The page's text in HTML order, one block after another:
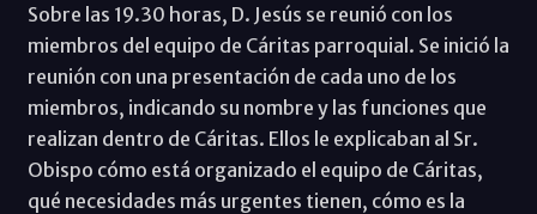
Sobre las 19.30 horas, D. Jesús se reunió con los
miembros del equipo de Cáritas parroquial. Se inició la
reunión con una presentación de cada uno de los
miembros, indicando su nombre y las funciones que
realizan dentro de Cáritas. Ellos le explicaban al Sr.
Obispo cómo está organizado el equipo de Cáritas,
qué necesidades más urgentes tienen, cómo es la